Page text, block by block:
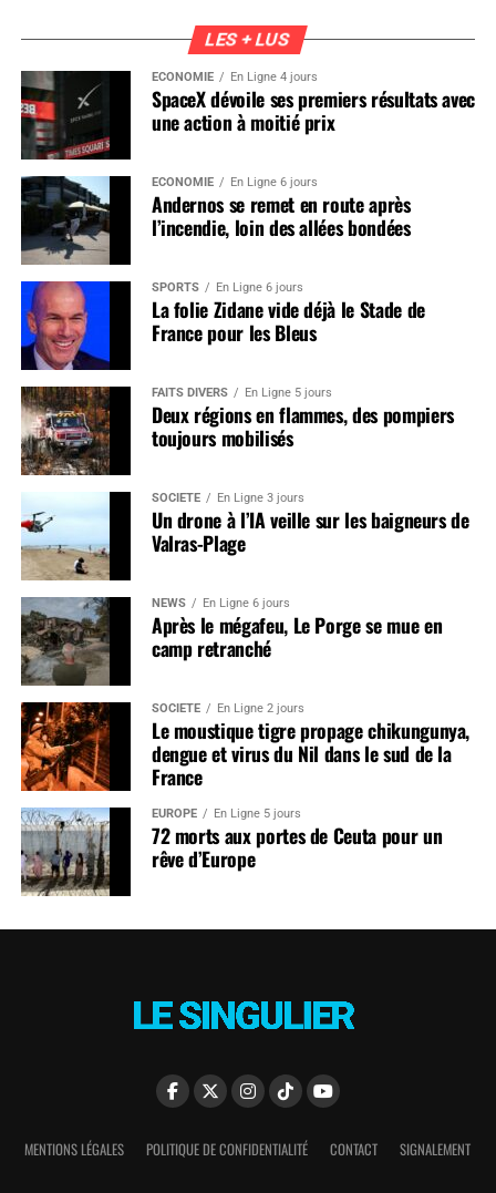
LES + LUS
ÉCONOMIE En Ligne 4 jours
SpaceX dévoile ses premiers résultats avec
une action à moitié prix
ÉCONOMIE En Ligne 6 jours
Andernos se remet en route après
l’incendie, loin des allées bondées
SPORTS En Ligne 6 jours
La folie Zidane vide déjà le Stade de
France pour les Bleus
FAITS DIVERS En Ligne 5 jours
Deux régions en flammes, des pompiers
toujours mobilisés
SOCIÉTÉ En Ligne 3 jours
Un drone à l’IA veille sur les baigneurs de
Valras-Plage
NEWS En Ligne 6 jours
Après le mégafeu, Le Porge se mue en
camp retranché
SOCIÉTÉ En Ligne 2 jours
Le moustique tigre propage chikungunya,
dengue et virus du Nil dans le sud de la
France
EUROPE En Ligne 5 jours
72 morts aux portes de Ceuta pour un
rêve d’Europe
MENTIONS LÉGALES POLITIQUE DE CONFIDENTIALITÉ CONTACT SIGNALEMENT